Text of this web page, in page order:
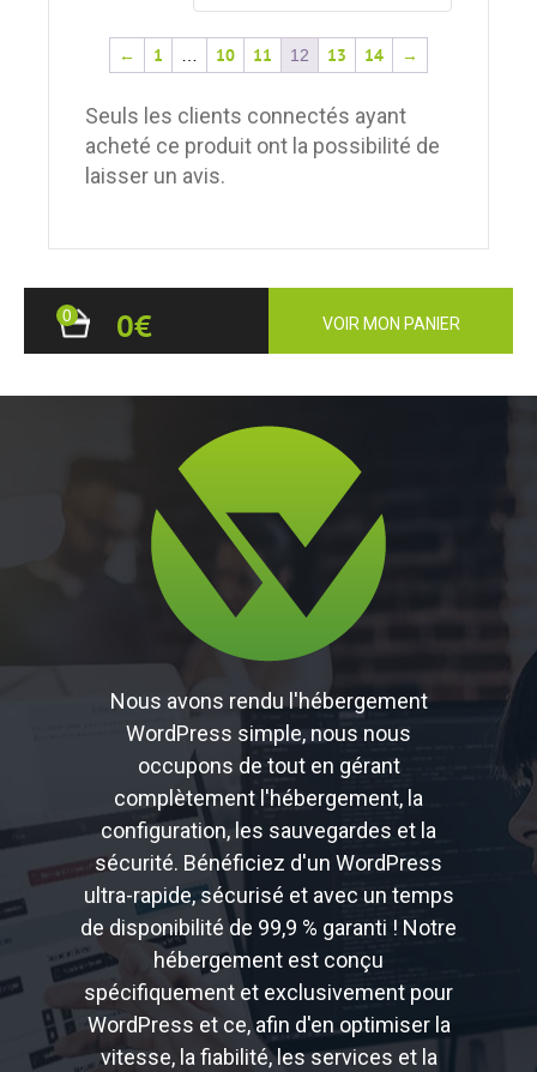
← 1 10 11 12 13 14 →
Seuls les clients connectés ayant
acheté ce produit ont la possibilité de
laisser un avis.
0 0€ VOIR MON PANIER
Nous avons rendu l'hébergement
WordPress simple, nous nous
occupons de tout en gérant
complètement l'hébergement, la
configuration, les sauvegardes et la
sécurité. Bénéficiez d'un WordPress
ultra-rapide, sécurisé et avec un temps
de disponibilité de 99,9 % garanti ! Notre
hébergement est conçu
spécifiquement et exclusivement pour
WordPress et ce, afin d'en optimiser la
vitesse, la fiabilité, les services et la